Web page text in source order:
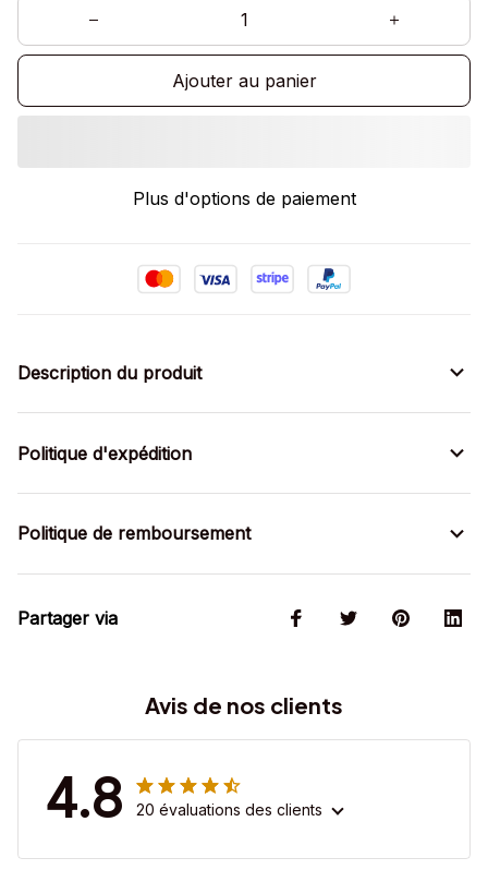
Ajouter au panier
Plus d'options de paiement
Description du produit
Politique d'expédition
Politique de remboursement
Partager via
Avis de nos clients
4.8 20 évaluations des clients